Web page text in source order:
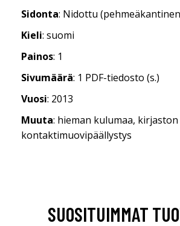
Sidonta: Nidottu
Kieli: suomi
Painos: 1
Sivumäärä: 1 PDF-tiedosto (s.)
Vuosi: 2013
Muuta: hieman kulumaa,
kontaktimuovipäällystys
SUOSITUIMMAT